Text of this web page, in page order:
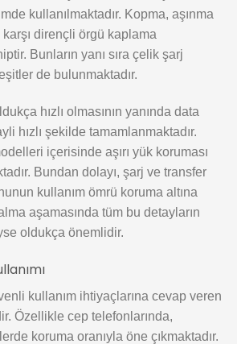
kullanılmaktadır. Kopma, aşınma
dirençli örgü kaplama
Bunların yanı sıra çelik şarj
de bulunmaktadır.
hızlı olmasının yanında data
hızlı şekilde tamamlanmaktadır.
içerisinde aşırı yük koruması
Bundan dolayı, şarj ve transfer
kullanım ömrü koruma altına
aşamasında tüm bu detayların
oldukça önemlidir.
kullanım ihtiyaçlarına cevap veren
Özellikle cep telefonlarında,
koruma oranıyla öne çıkmaktadır.